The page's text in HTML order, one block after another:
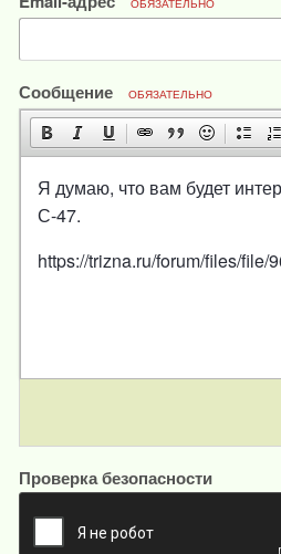
ОБЯЗАТЕЛЬНО
Сообщение ОБЯЗАТЕЛЬНО
Я думаю, что вам будет
С-47.
https://trizna.ru/forum/files/file/
Проверка безопасности